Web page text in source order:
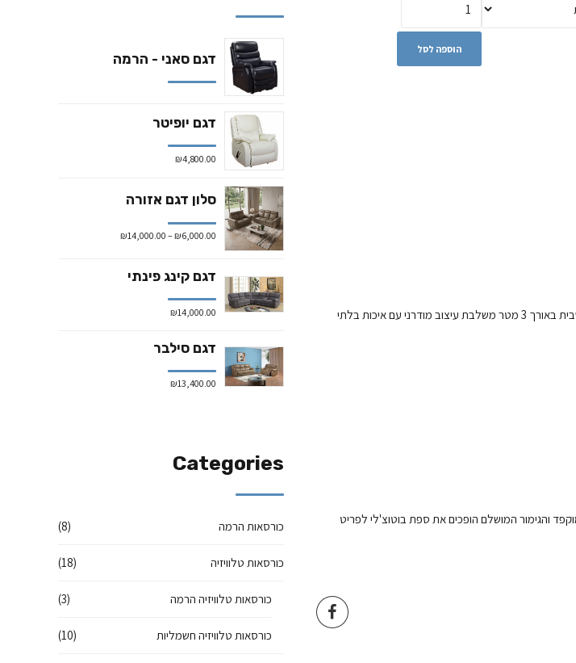
הוספה לסל
שלמות עיצובית ונוחות מתקדמת נפגשות בספת העור המפוארת מבית בוטוצ'לי איטליה. הספה התלת-מושבית באורך 3 מטר משלבת עיצוב מודרני עם איכות בלתי
והגימור המושלם הופכים את ספת בוטוצ'לי לפריט
דגם סאני - הרמה
דגם יופיטר
₪4,800.00
סלון דגם אזורה
₪6,000.00
–
₪14,000.00
דגם קינג פינתי
₪14,000.00
דגם סילבר
₪13,400.00
Categories
כורסאות הרמה (8)
כורסאות טלוויזיה (18)
כורסאות טלוויזיה הרמה (3)
כורסאות טלוויזיה חשמליות (10)